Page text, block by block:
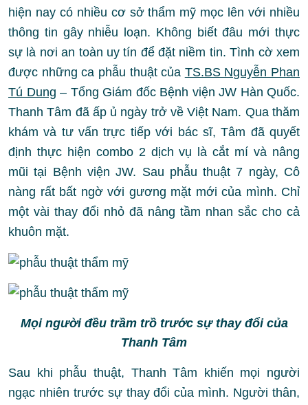
hiện nay có nhiều cơ sở thẩm mỹ mọc lên với nhiều
thông tin gây nhiễu loạn. Không biết đâu mới thực
sự là nơi an toàn uy tín để đặt niềm tin. Tình cờ xem
được những ca phẫu thuật của TS.BS Nguyễn Phan
Tú Dung – Tổng Giám đốc Bệnh viện JW Hàn Quốc.
Thanh Tâm đã ấp ủ ngày trở về Việt Nam. Qua thăm
khám và tư vấn trực tiếp với bác sĩ, Tâm đã quyết
định thực hiện combo 2 dịch vụ là cắt mí và nâng
mũi tại Bệnh viện JW. Sau phẫu thuật 7 ngày, Cô
nàng rất bất ngờ với gương mặt mới của mình. Chỉ
một vài thay đổi nhỏ đã nâng tầm nhan sắc cho cả
khuôn mặt.
Mọi người đều trầm trồ trước sự thay đổi của
Thanh Tâm
Sau khi phẫu thuật, Thanh Tâm khiến mọi người
ngạc nhiên trước sự thay đổi của mình. Người thân,